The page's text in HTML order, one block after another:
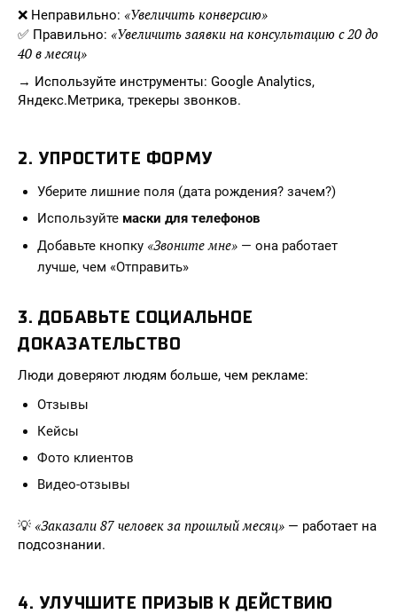
❌ Неправильно: «Увеличить конверсию»
✅ Правильно: «Увеличить заявки на консультацию с 20 до
40 в месяц»
→ Используйте инструменты: Google Analytics,
Яндекс.Метрика, трекеры звонков.
2. УПРОСТИТЕ ФОРМУ
Уберите лишние поля (дата рождения? зачем?)
Используйте маски для телефонов
Добавьте кнопку «Звоните мне» — она работает
лучше, чем «Отправить»
3. ДОБАВЬТЕ СОЦИАЛЬНОЕ
ДОКАЗАТЕЛЬСТВО
Люди доверяют людям больше, чем рекламе:
Отзывы
Кейсы
Фото клиентов
Видео-отзывы
💡 «Заказали 87 человек за прошлый месяц» — работает на
подсознании.
4. УЛУЧШИТЕ ПРИЗЫВ К ДЕЙСТВИЮ